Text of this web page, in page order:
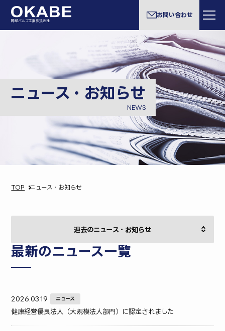
岡部バルブ工業株式会社
お問い合わせ
ニュース・お知らせ
NEWS
TOP ニュース・お知らせ
最新のニュース一覧
2026.03.19 ニュース
健康経営優良法人（大規模法人部門）に認定されました